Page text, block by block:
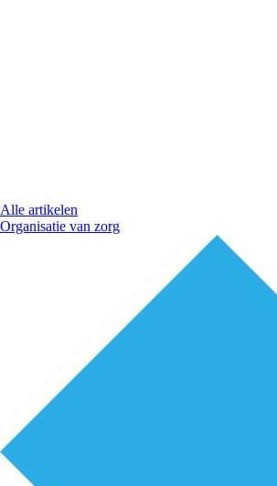
Alle artikelen
Organisatie van zorg